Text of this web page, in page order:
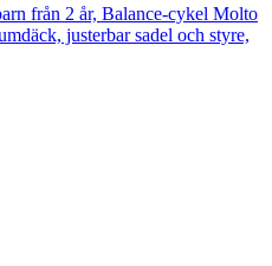
från 2 år, Balance-cykel Molto
justerbar sadel och styre,